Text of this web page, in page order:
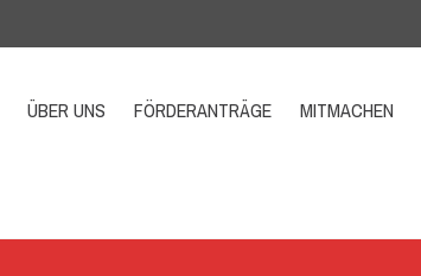
ÜBER UNS FÖRDERANTRÄGE MITMACHEN